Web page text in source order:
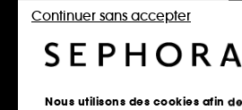
Nous utilisons des cookies afin
Continuer sans accepter